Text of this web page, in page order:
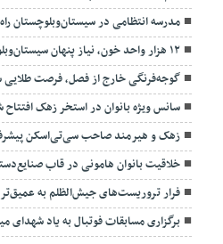
مدرسه انتظامی در سیستان‌وبلوچستان
۱۲ هزار واحد خون، نیاز پنهان سیستان‌وبلوچستان
گوجه‌فرنگی خارج از فصل، فرصت
سانس ویژه بانوان در استخر زهک افتتاح
زهک و هیرمند صاحب سی‌تی‌اسکن
خلاقیت بانوان هامونی در قاب
فرار تروریست‌های جیش‌الظلم به
برگزاری مسابقات فوتبال به یاد شهدای